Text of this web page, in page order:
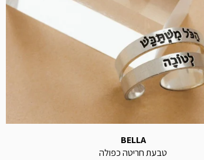
BELLA
טבעת חריטה כפולה